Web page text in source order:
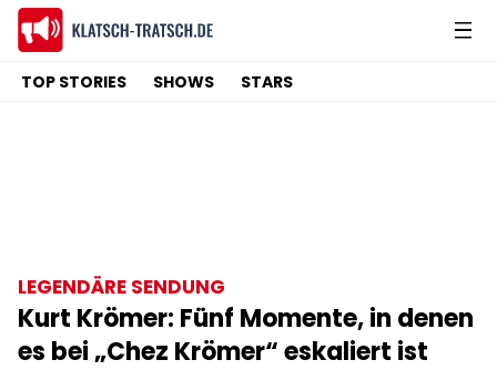
TOP STORIES SHOWS STARS
LEGENDÄRE SENDUNG
Kurt Krömer: Fünf Momente, in denen
es bei „Chez Krömer“ eskaliert ist